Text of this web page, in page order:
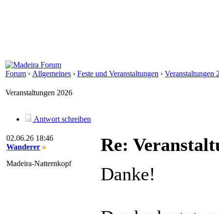
Forum › Allgemeines › Feste und Veranstaltungen › Veranstaltungen
Veranstaltungen 2026
Antwort schreiben
02.06.26 18:46
Wanderer
Madeira-Natternkopf
Re:
Danke!